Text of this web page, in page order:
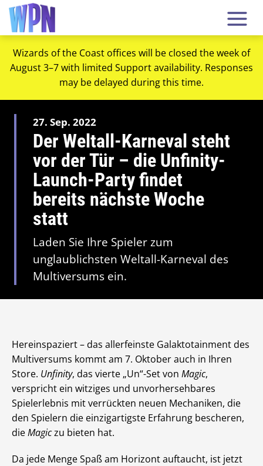
Wizards of the Coast offices will be closed the week of
August 3–7 with limited Support availability. Responses
may be delayed during this time.
27. Sep. 2022
Der Weltall-Karneval steht
vor der Tür – die Unfinity-
Launch-Party findet
bereits nächste Woche
statt
Laden Sie Ihre Spieler zum
unglaublichsten Weltall-Karneval des
Multiversums ein.
Hereinspaziert – das allerfeinste Galaktotainment des
Multiversums kommt am 7. Oktober auch in Ihren
Store. Unfinity, das vierte „Un“-Set von Magic,
verspricht ein witziges und unvorhersehbares
Spielerlebnis mit verrückten neuen Mechaniken, die
den Spielern die einzigartigste Erfahrung bescheren,
dieMagiczu bieten hat.
Da jede Menge Spaß am Horizont auftaucht, ist jetzt